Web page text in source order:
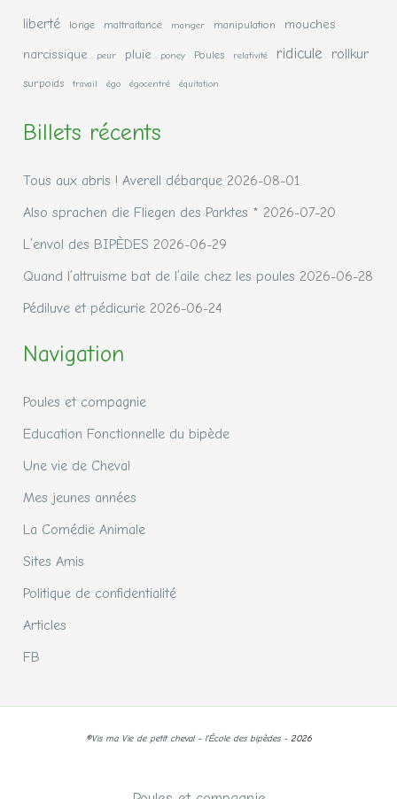
liberté longe maltraitance manger manipulation
mouches
narcissique
peur pluie poney Poules relativité ridicule rollkur
surpoids travail égo égocentré équitation
Billets récents
Tous aux abris ! Averell débarque 2026-08-01
Also sprachen die Fliegen des Parktes * 2026-07-20
L’envol des BIPÈDES 2026-06-29
Quand l’altruisme bat de l’aile chez les poules 2026-06-28
Pédiluve et pédicurie 2026-06-24
Navigation
Poules et compagnie
Education Fonctionnelle du bipède
Une vie de Cheval
Mes jeunes années
La Comédie Animale
Sites Amis
Politique de confidentialité
Articles
FB
©Vis ma Vie de petit cheval - l'École des bipèdes - 2026